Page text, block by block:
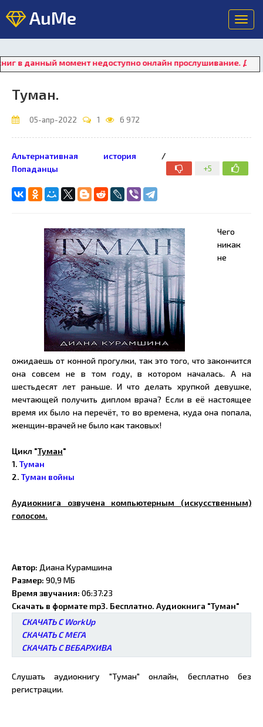
AuMe
момент недоступно онлайн прослушивание. Для
Туман.
05-апр-2022 1 6 972
+5
Альтернативная история /
Попаданцы
Чего
никак
не
ожидаешь от конной прогулки, так это того, что закончится
она совсем не в том году, в котором началась. А на
шестьдесят лет раньше. И что делать хрупкой девушке,
мечтающей получить диплом врача? Если в её настоящее
время их было на перечёт, то во времена, куда она попала,
женщин-врачей не было как таковых!
Цикл "Туман"
1. Туман
2. Туман войны
Аудиокнига озвучена компьютерным (искусственным)
голосом.
Автор: Диана Курамшина
Размер: 90,9 МБ
Время звучания: 06:37:23
Скачать в формате mp3. Бесплатно. Аудиокнига "Туман"
СКАЧАТЬ С WorkUp
СКАЧАТЬ С МЕГА
СКАЧАТЬ С ВЕБАРХИВА
Слушать аудиокнигу "Туман" онлайн, бесплатно без
регистрации.